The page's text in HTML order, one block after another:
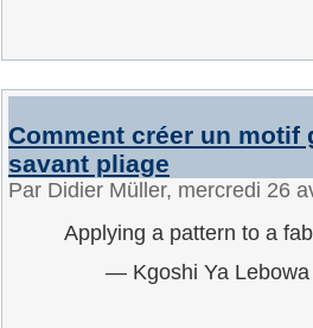
Comment créer un motif
savant pliage
Par Didier Müller, mercredi 26
Applying a pattern to a
— Kgoshi Ya